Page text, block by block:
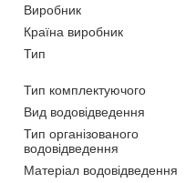
Виробник
Країна виробник
Тип
Тип комплектуючого
Вид водовідведення
Тип організованого
водовідведення
Матеріал водовідведення